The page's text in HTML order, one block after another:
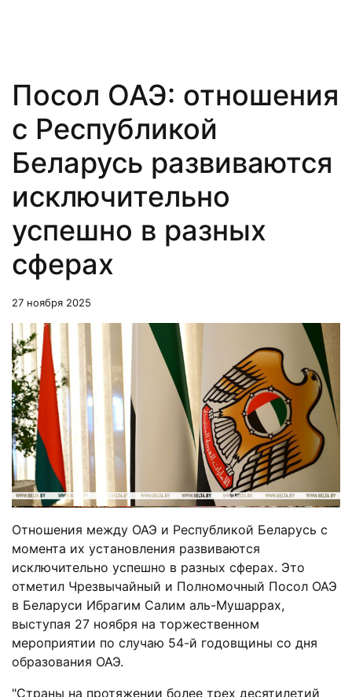
Посол ОАЭ: отношения
с Республикой
Беларусь развиваются
исключительно
успешно в разных
сферах
27 ноября 2025
Отношения между ОАЭ и Республикой Беларусь с
момента их установления развиваются
исключительно успешно в разных сферах. Это
отметил Чрезвычайный и Полномочный Посол ОАЭ
в Беларуси Ибрагим Салим аль-Мушаррах,
выступая 27 ноября на торжественном
мероприятии по случаю 54-й годовщины со дня
образования ОАЭ.
"Страны на протяжении более трех десятилетий